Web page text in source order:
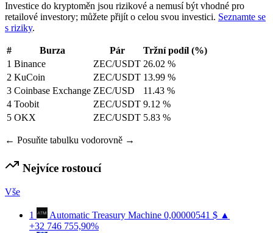
Investice do kryptoměn jsou rizikové a nemusí být vhodné pro
retailové investory; můžete přijít o celou svou investici. Seznamte se
s riziky.
# Burza Pár
Tržní podíl (%)
1 Binance ZEC/USDT 26.02 %
2 KuCoin ZEC/USDT 13.99 %
3 Coinbase Exchange ZEC/USD
11.43 %
4 Toobit ZEC/USDT 9.12 %
5 OKX ZEC/USDT 5.83 %
← Posuňte tabulku vodorovně →
Nejvíce rostoucí
Vše
1 Automatic Treasury Machine 0,00000541 $ ▲
+32 746 755,90%